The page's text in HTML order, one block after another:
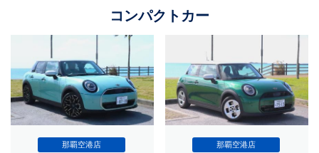
コンパクトカー
那覇空港店 那覇空港店